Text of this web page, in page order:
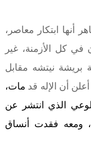
أنها ابتكار معاصر،
كل الأزمنة، غير
بريشة نيتشه مقابل
أن الإله قد مات،
الذي انتشر عن
ومعه فقدت أنساق